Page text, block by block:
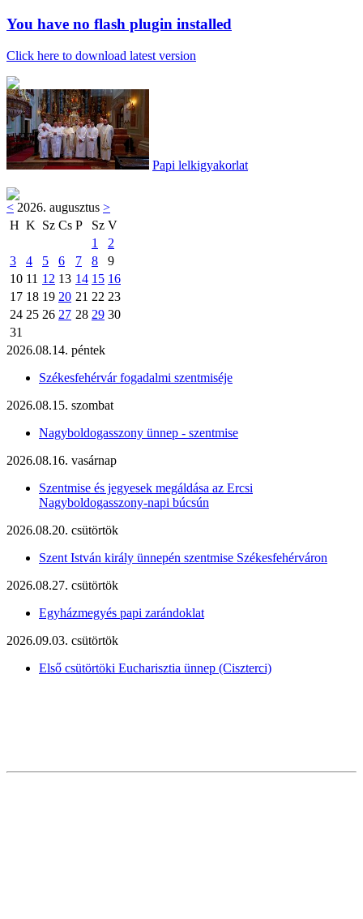
You have no flash plugin installed
Click here to download latest version
Papi lelkigyakorlat
< 2026. augusztus >
H K Sz Cs P Sz V
1
2
3
4 5 6 7 8
9
10 11 12 13 14 15 16
17 18 19 20 21 22 23
24 25 26 27 28 29 30
31
2026.08.14. péntek
Székesfehérvár fogadalmi szentmiséje
2026.08.15. szombat
Nagyboldogasszony ünnep - szentmise
2026.08.16. vasárnap
Szentmise és jegyesek megáldása az Ercsi
Nagyboldogasszony-napi búcsún
2026.08.20. csütörtök
Szent István király ünnepén szentmise Székesfehérváron
2026.08.27. csütörtök
Egyházmegyés papi zarándoklat
2026.09.03. csütörtök
Első csütörtöki Eucharisztia ünnep (Ciszterci)